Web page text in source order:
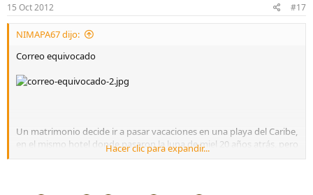
15 Oct 2012 #17
NIMAPA67 dijo:
Correo equivocado
Un matrimonio decide ir a pasar vacaciones en una playa del Caribe,
en el mismo hotel donde pasaron la luna de miel 20 años atrás, pero
debido a problemas de trabajo, la mujer no pudo viajar con su
Hacer clic para expandir...